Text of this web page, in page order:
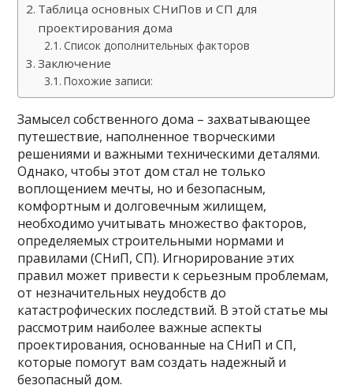
Таблица основных СНиПов и СП для
проектирования дома
Список дополнительных факторов
Заключение
Похожие записи:
Замысел собственного дома – захватывающее
путешествие, наполненное творческими
решениями и важными техническими деталями.
Однако, чтобы этот дом стал не только
воплощением мечты, но и безопасным,
комфортным и долговечным жилищем,
необходимо учитывать множество факторов,
определяемых строительными нормами и
правилами (СНиП, СП). Игнорирование этих
правил может привести к серьезным проблемам,
от незначительных неудобств до
катастрофических последствий. В этой статье мы
рассмотрим наиболее важные аспекты
проектирования, основанные на СНиП и СП,
которые помогут вам создать надежный и
безопасный дом.